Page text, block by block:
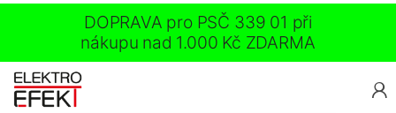
DOPRAVA pro PSČ 339 01 při
nákupu nad 1.000 Kč ZDARMA